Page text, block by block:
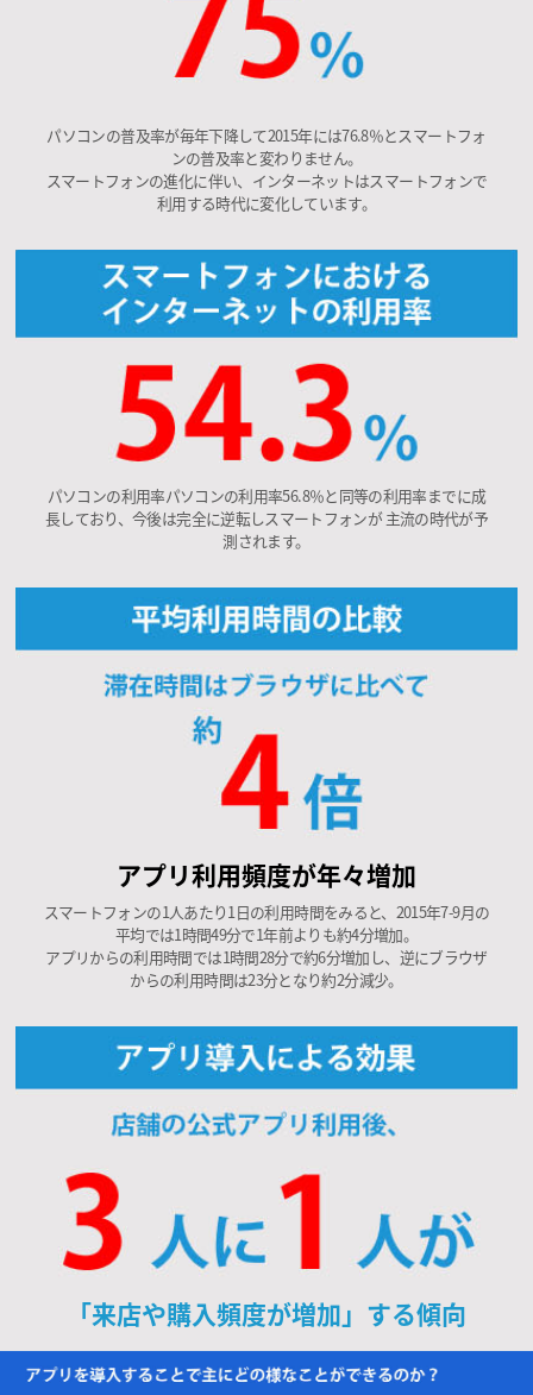
パソコンの普及率が毎年下降して2015年には76.8％とスマートフォ
ンの普及率と変わりません。
スマートフォンの進化に伴い、インターネットはスマートフォンで
利用する時代に変化しています。
パソコンの利用率パソコンの利用率56.8％と同等の利用率までに成
長しており、今後は完全に逆転しスマートフォンが 主流の時代が予
測されます。
アプリ利用頻度が年々増加
スマートフォンの1人あたり1日の利用時間をみると、2015年7-9月の
平均では1時間49分で1年前よりも約4分増加。
アプリからの利用時間では1時間28分で約6分増加し、逆にブラウザ
からの利用時間は23分となり約2分減少。
「来店や購入頻度が増加」する傾向